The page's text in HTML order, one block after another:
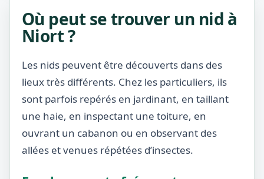
Où peut se trouver un nid à
Niort ?
Les nids peuvent être découverts dans des
lieux très différents. Chez les particuliers, ils
sont parfois repérés en jardinant, en taillant
une haie, en inspectant une toiture, en
ouvrant un cabanon ou en observant des
allées et venues répétées d’insectes.